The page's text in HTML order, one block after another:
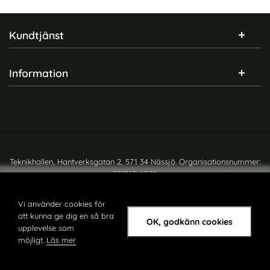
Vi använder cookies för
att kunna ge dig en så bra
upplevelse som
möjligt. Läs mer
OK, godkänn cookies
Sidfot Blandad info och länkar
Kundtjänst
Information
Teknikhallen, Hantverksgatan 2, 571 34 Nässjö. Organisationsnummer:
559165-6540